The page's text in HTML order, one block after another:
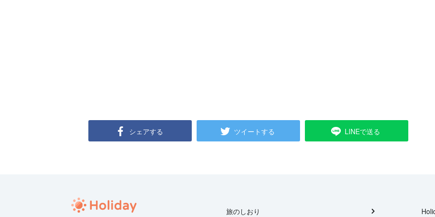
シェアする ツイートする LINEで送る
旅のしおり